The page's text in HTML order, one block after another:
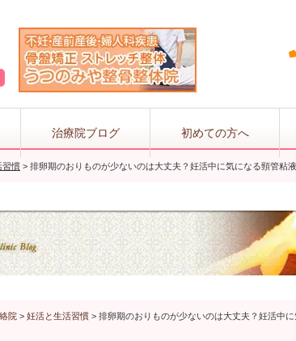
治療院ブログ 初めての方へ
習慣 > 排卵期のおりものが少ないのは大丈夫？妊活中に気になる頸管粘
院 > 妊活と生活習慣 > 排卵期のおりものが少ないのは大丈夫？妊活中